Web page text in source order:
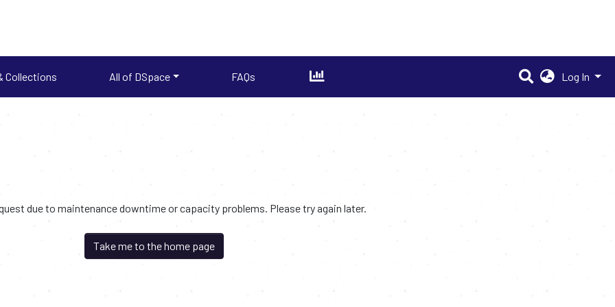
Collections All of DSpace FAQs Log In
due to maintenance downtime or capacity problems. Please try again later.
Take me to the home page